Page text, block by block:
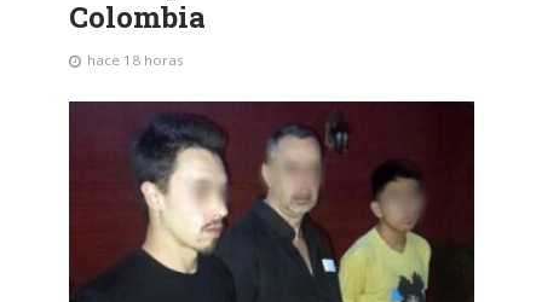
Colombia
hace 18 horas